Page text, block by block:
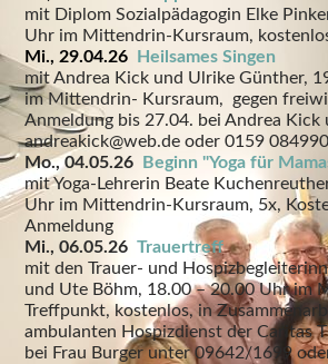
mit Diplom Sozialpädagogin Elke
Uhr im Mittendrin-Kursraum,
Mi., 29.04.26 Heilsames Singen
mit Andrea Kick und Ulrike Günther,
im Mittendrin- Kursraum, gegen
Anmeldung bis 27.04. bei Andrea Kick
andreakick@web.de oder 0159
Mo., 04.05.26
Beginn "Yoga für
mit Yoga-Lehrerin Beate
Uhr im Mittendrin-Kursraum, 5x,
Anmeldung
Mi., 06.05.26Trauertreff
mit den Trauer- und
und Ute Böhm, 18.00 – 20.00 Uhr im
Treffpunkt, kostenlos, in
ambulanten Hospizdienst der Caritas
bei Frau Burger unter 09642/1699